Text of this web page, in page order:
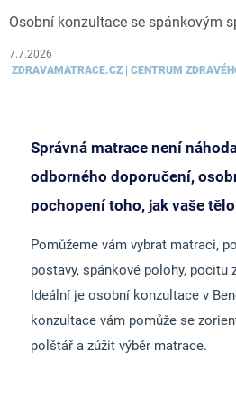
Osobní konzultace se spánkovým
7.7.2026
ZDRAVAMATRACE.CZ | CENTRUM
Správná matrace není
odborného doporučení,
pochopení toho, jak vaše
Pomůžeme vám vybrat matraci,
postavy, spánkové polohy, pocitu
Ideální je osobní konzultace v
konzultace vám pomůže se
polštář a zúžit výběr matrace.